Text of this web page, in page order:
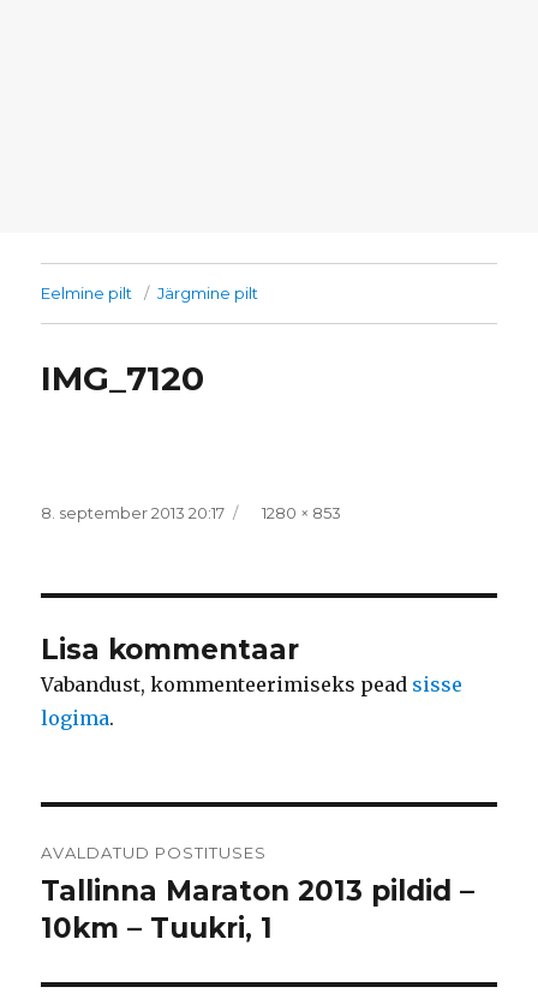
Eelmine pilt Järgmine pilt
IMG_7120
Postitatud
8. september 2013 20:17 Täissuurus
1280 × 853
Lisa kommentaar
Vabandust, kommenteerimiseks pead sisse
logima.
AVALDATUD POSTITUSES
Tallinna Maraton 2013 pildid –
10km – Tuukri, 1